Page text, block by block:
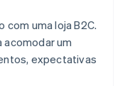
uma loja B2C.
acomodar um
expectativas